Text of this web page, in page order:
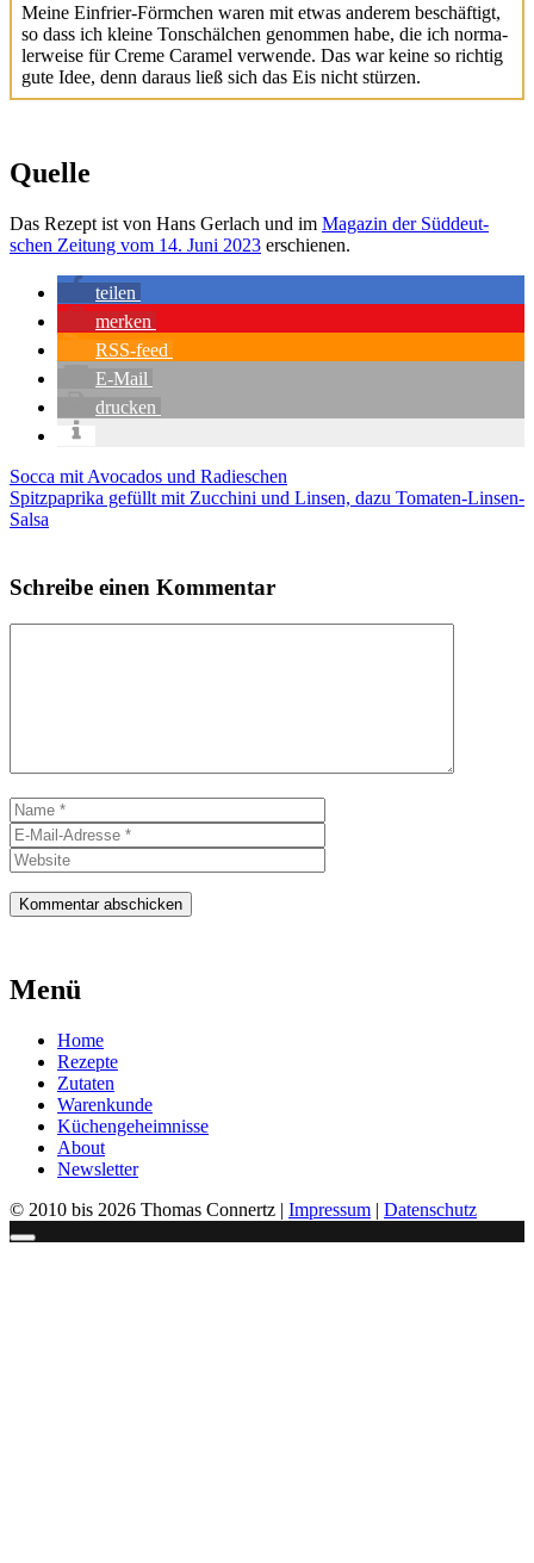
Mei­ne Ein­frier-Förm­chen waren mit etwas ande­rem beschäf­tigt,
so dass ich klei­ne Ton­schäl­chen genom­men habe, die ich nor­ma­
ler­wei­se für Creme Cara­mel ver­wen­de. Das war kei­ne so rich­tig
gute Idee, denn dar­aus ließ sich das Eis nicht stür­zen.
Quelle
Das Rezept ist von Hans Ger­lach und im Maga­zin der Süd­deut­
schen Zei­tung vom 14. Juni 2023 erschie­nen.
tei­len
mer­ken
RSS-feed
E‑Mail
dru­cken
Socca mit Avocados und Radieschen
Spitzpaprika gefüllt mit Zucchini und Linsen, dazu Tomaten-Linsen-
Salsa
Schreibe einen Kommentar
Name
Mail-
Adresse
Menü
Home
Rezepte
Zutaten
Warenkunde
Küchengeheimnisse
About
Newsletter
© 2010 bis 2026 Thomas Connertz | Impressum | Datenschutz
Schließen